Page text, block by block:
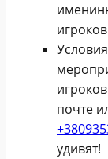
почте
удивят!